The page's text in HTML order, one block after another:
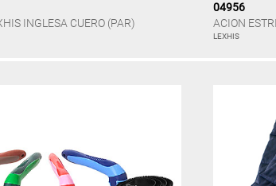
INGLESA CUERO (PAR)
04956
ACION
LEXHIS